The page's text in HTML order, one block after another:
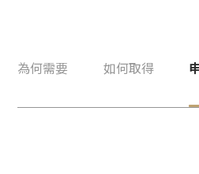
為何需要 如何取得